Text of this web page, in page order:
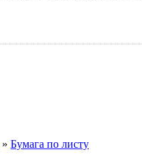
» Бумага по листу